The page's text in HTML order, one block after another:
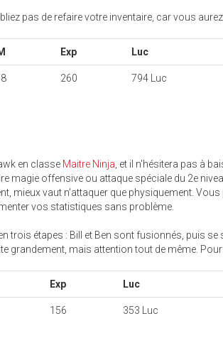
pas de refaire votre inventaire, car vous
Exp Luc
260 794 Luc
en classe Maitre Ninja , et il n'hésitera pas à
magie offensive ou attaque spéciale du 2e
mieux vaut n'attaquer que physiquement.
vos statistiques sans problème.
trois étapes : Bill et Ben sont fusionnés, puis se
grandement, mais attention tout de même.
Exp Luc
156 353 Luc